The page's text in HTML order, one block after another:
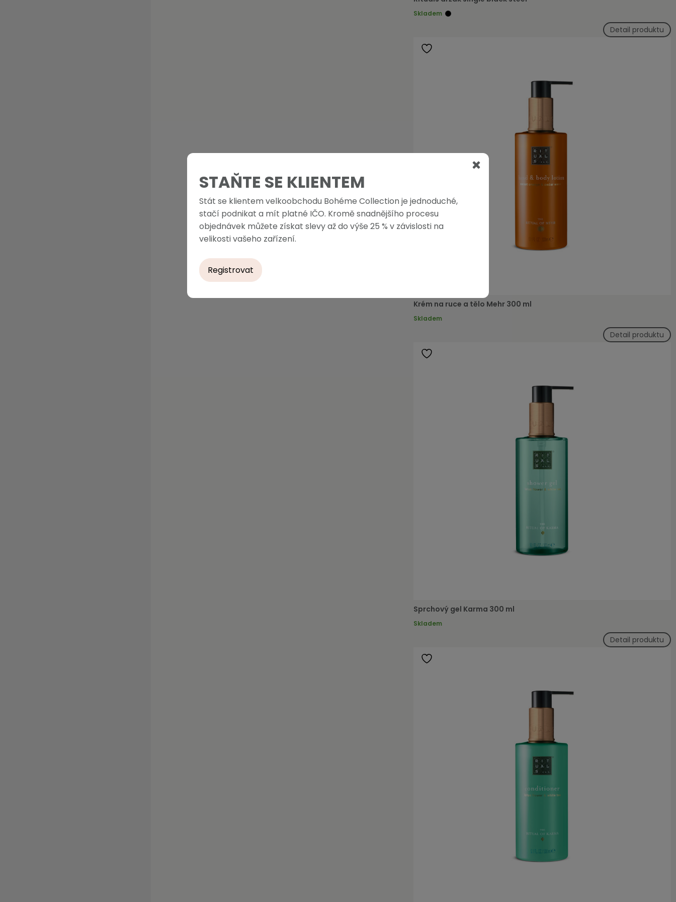
Skladem
Detail produktu
Krém na ruce a tělo Mehr 300 ml
Skladem
Detail produktu
Sprchový gel Karma 300 ml
Skladem
Detail produktu
STAŇTE SE KLIENTEM
Stát se klientem velkoobchodu Bohéme Collection je jednoduché,
stačí podnikat a mít platné IČO. Kromě snadnějšího procesu
objednávek můžete získat slevy až do výše 25 % v závislosti na
velikosti vašeho zařízení.
Registrovat